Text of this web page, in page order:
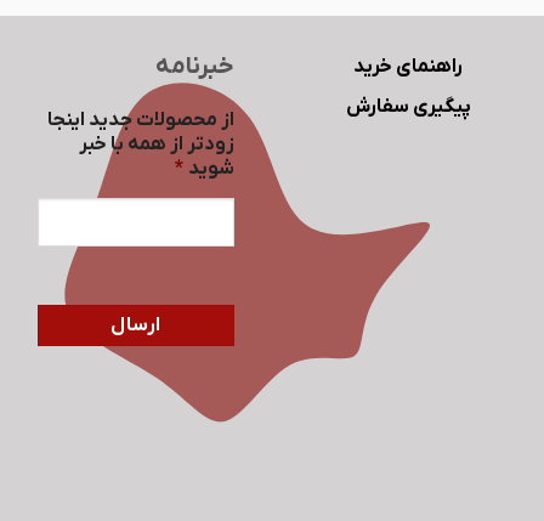
راهنمای خرید
پیگیری سفارش
خبرنامه
از محصولات جدید اینجا
زودتر از همه با خبر
شوید *